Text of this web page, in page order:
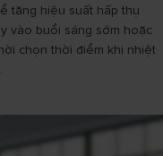
tăng hiệu suất hấp thụ
vào buổi sáng sớm hoặc
chọn thời điểm khi nhiệt